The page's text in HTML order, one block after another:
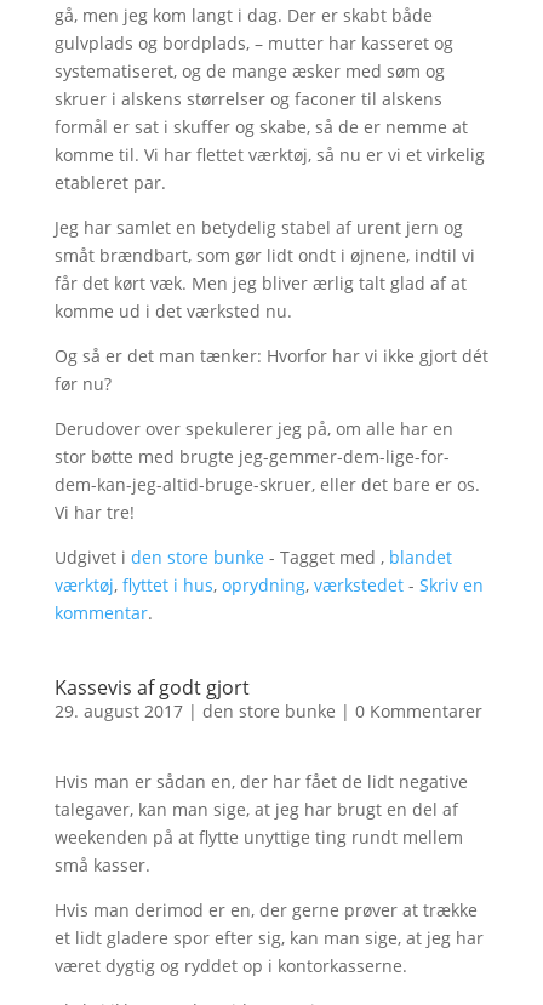
gå, men jeg kom langt i dag. Der er skabt både
gulvplads og bordplads, – mutter har kasseret og
systematiseret, og de mange æsker med søm og
skruer i alskens størrelser og faconer til alskens
formål er sat i skuffer og skabe, så de er nemme at
komme til. Vi har flettet værktøj, så nu er vi et virkelig
etableret par.
Jeg har samlet en betydelig stabel af urent jern og
småt brændbart, som gør lidt ondt i øjnene, indtil vi
får det kørt væk. Men jeg bliver ærlig talt glad af at
komme ud i det værksted nu.
Og så er det man tænker: Hvorfor har vi ikke gjort dét
før nu?
Derudover over spekulerer jeg på, om alle har en
stor bøtte med brugte jeg-gemmer-dem-lige-for-
dem-kan-jeg-altid-bruge-skruer, eller det bare er os.
Vi har tre!
Udgivet i den store bunke - Tagget med , blandet
værktøj, flyttet i hus, oprydning, værkstedet- Skriv en
kommentar.
Kassevis af godt gjort
29. august 2017| den store bunke | 0 Kommentarer
Hvis man er sådan en, der har fået de lidt negative
talegaver, kan man sige, at jeg har brugt en del af
weekenden på at flytte unyttige ting rundt mellem
små kasser.
Hvis man derimod er en, der gerne prøver at trække
et lidt gladere spor efter sig, kan man sige, at jeg har
været dygtig og ryddet op i kontorkasserne.